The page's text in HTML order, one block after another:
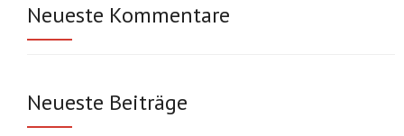
Neueste Kommentare
Neueste Beiträge